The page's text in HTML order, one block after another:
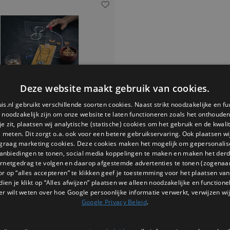
Gentlemen's Hardware
Spel Hoop Chaos
Spel Hoop Chaos van Gentlemen's
actie op elk bureau Speel korte
of samen en ontspan tussendoor Een
Deze website maakt gebruik van cookies.
gebruikt verschillende soorten cookies. Naast strikt noodzakelijke en
noodzakelijk zijn om onze website te laten functioneren zoals het
zit, plaatsen wij analytische (statische) cookies om het gebruik en de
meten. Dit zorgt o.a. ook voor een betere gebruikservaring. Ook plaatsen
marketing cookies. Deze cookies maken het mogelijk om
te tonen, social media koppelingen te maken en maken het
te volgen en daarop afgestemde advertenties te tonen
op “alles accepteren” te klikken geef je toestemming voor het plaatsen
je klikt op “Alles afwijzen” plaatsen we alleen noodzakelijke en
wilt weten over hoe Google persoonlijke informatie verwerkt, verwijzen
Google Privacy Beleid.